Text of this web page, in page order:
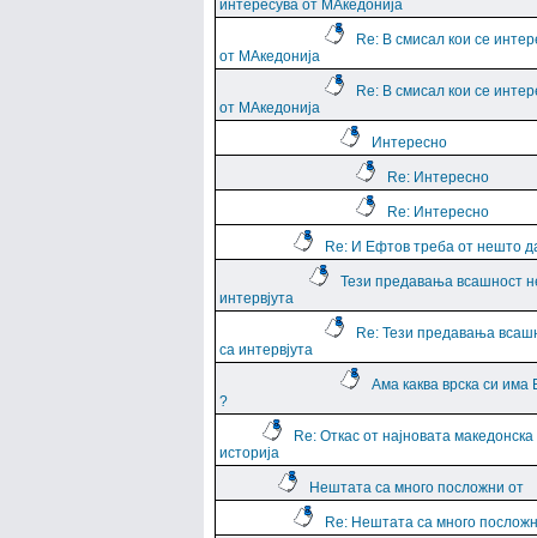
интересува от МАкедонија
Re: В смисал кои се
от МАкедонија
Re: В смисал кои се
от МАкедонија
Интересно
Re: Интересно
Re: Интересно
Re: И Ефтов треба от нешто
Тези предавања всашност
интервјута
Re: Тези предавања
са интервјута
Ама каква врска си има
?
Re: Откас от најновата македонска
историја
Нештата са много посложни от
Re: Нештата са много